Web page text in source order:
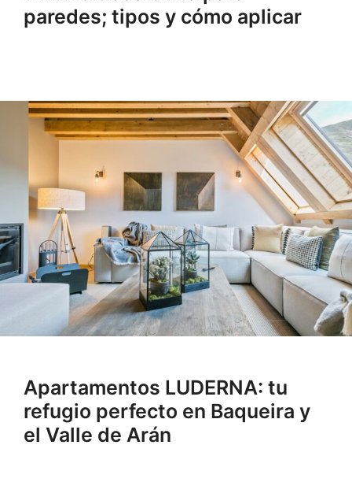
paredes; tipos y cómo aplicar
Apartamentos LUDERNA: tu
refugio perfecto en Baqueira y
el Valle de Arán